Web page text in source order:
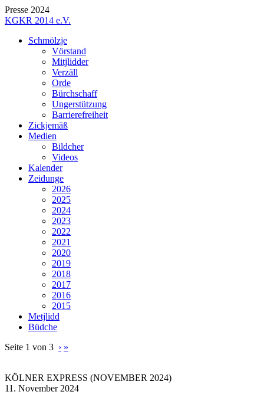
Presse 2024
KGKR 2014 e.V.
Schmölzje
Vörstand
Mitjlidder
Verzäll
Orde
Bürchschaff
Ungerstützung
Barrierefreiheit
Zickjemäß
Medien
Bildcher
Videos
Kalender
Zeidunge
2026
2025
2024
2023
2022
2021
2020
2019
2018
2017
2016
2015
Metjlidd
Büdche
Seite 1 von 3 › »
KÖLNER EXPRESS (NOVEMBER 2024)
11. November 2024